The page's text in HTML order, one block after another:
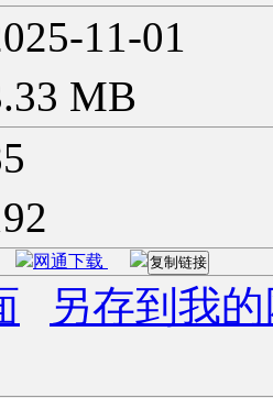
11-01
MB
网通下载 复制链接
另存到我